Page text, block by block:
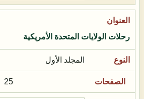
رحلات الولايات المتحدة الأمريكية
المجلد الأول
25